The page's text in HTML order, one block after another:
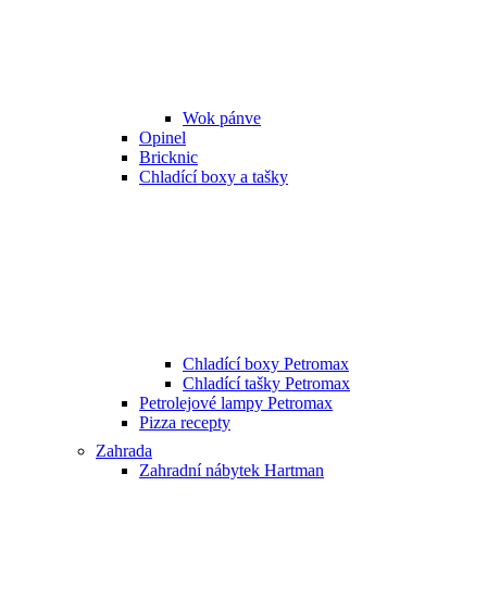
Wok pánve
Opinel
Bricknic
Chladící boxy a tašky
Chladící boxy Petromax
Chladící tašky Petromax
Petrolejové lampy Petromax
Pizza recepty
Zahrada
Zahradní nábytek Hartman